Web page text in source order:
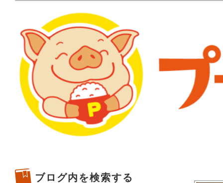
プーさんの満腹日記 |
豊中・箕面)のランチ＆
化してます。
ブログ内を検索する